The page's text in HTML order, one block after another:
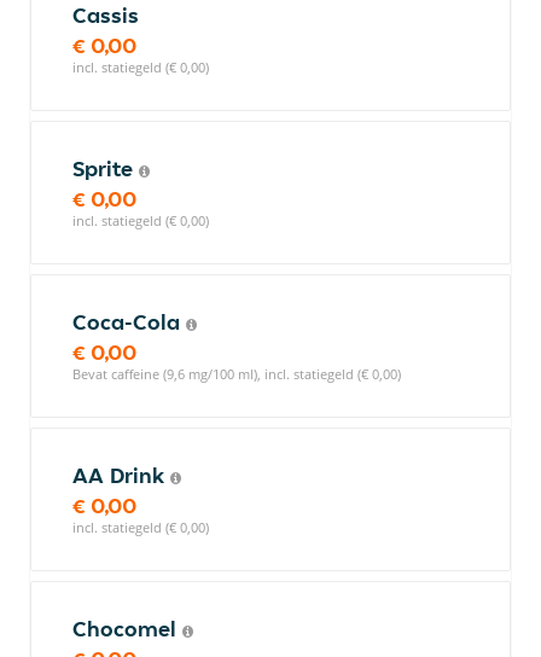
Cassis
€ 0,00
incl. statiegeld (€ 0,00)
Sprite
€ 0,00
incl. statiegeld (€ 0,00)
Coca-Cola
€ 0,00
Bevat caffeine (9,6 mg/100 ml), incl. statiegeld (€ 0,00)
AA Drink
€ 0,00
incl. statiegeld (€ 0,00)
Chocomel